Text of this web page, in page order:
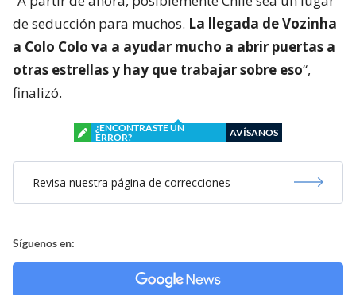
de seducción para muchos. La llegada de Vozinha
a Colo Colo va a ayudar mucho a abrir puertas a
otras estrellas y hay que trabajar sobre eso“,
finalizó.
¿ENCONTRASTE UN
ERROR?
AVÍSANOS
Revisa nuestra página de correcciones
Síguenos en: